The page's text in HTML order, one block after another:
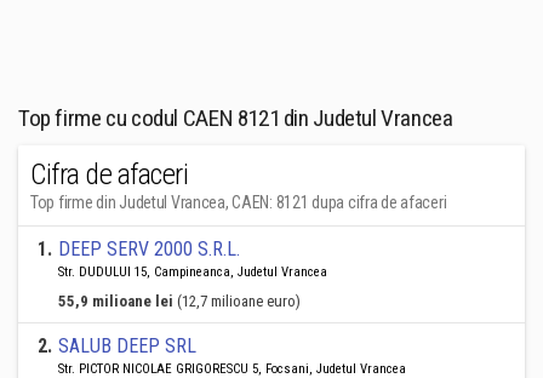
Top firme cu codul CAEN 8121 din Judetul Vrancea
Cifra de afaceri
Top firme din Judetul Vrancea, CAEN: 8121 dupa cifra de afaceri
1. DEEP SERV 2000 S.R.L.
Str. DUDULUI 15, Campineanca, Judetul Vrancea
55,9 milioane lei (12,7 milioane euro)
2. SALUB DEEP SRL
Str. PICTOR NICOLAE GRIGORESCU 5, Focsani, Judetul Vrancea